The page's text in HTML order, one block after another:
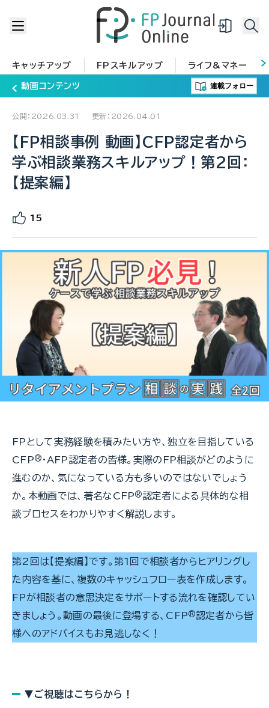
キャッチアップ FPスキルアップ ライフ&マネー
動画コンテンツ 連載フォロー
公開：2026.03.31 更新：2026.04.01
【FP相談事例 動画】CFP認定者から
学ぶ相談業務スキルアップ！第2回：
【提案編】
15
FPとして実務経験を積みたい方や、独立を目指している
CFP® ・AFP認定者の皆様。実際のFP相談がどのように
進むのか、気になっている方も多いのではないでしょう
か。本動画では、著名なCFP®認定者による具体的な相
談プロセスをわかりやすく解説します。
第2回は【提案編】です。第1回で相談者からヒアリングし
た内容を基に、複数のキャッシュフロー表を作成します。
FPが相談者の意思決定をサポートする流れを確認してい
きましょう。動画の最後に登場する、CFP®認定者から皆
様へのアドバイスもお見逃しなく！
▼ご視聴はこちらから！